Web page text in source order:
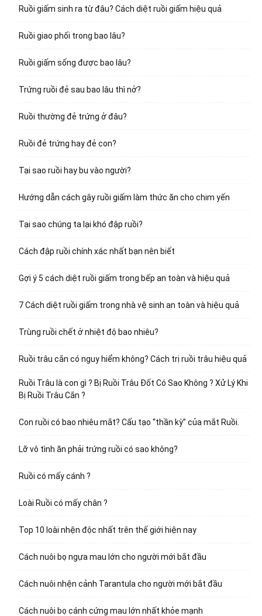
Ruồi giấm sinh ra từ đâu? Cách diệt ruồi giấm hiệu quả
Ruồi giao phối trong bao lâu?
Ruồi giấm sống được bao lâu?
Trứng ruồi đẻ sau bao lâu thì nở?
Ruồi thường đẻ trứng ở đâu?
Ruồi đẻ trứng hay đẻ con?
Tại sao ruồi hay bu vào người?
Hướng dẫn cách gây ruồi giấm làm thức ăn cho chim yến
Tại sao chúng ta lại khó đập ruồi?
Cách đập ruồi chính xác nhất bạn nên biết
Gợi ý 5 cách diệt ruồi giấm trong bếp an toàn và hiệu quả
7 Cách diệt ruồi giấm trong nhà vệ sinh an toàn và hiệu quả
Trùng ruồi chết ở nhiệt độ bao nhiêu?
Ruồi trâu cắn có nguy hiểm không? Cách trị ruồi trâu hiệu quả
Ruồi Trâu là con gì ? Bị Ruồi Trâu Đốt Có Sao Không ? Xử Lý Khi
Bị Ruồi Trâu Cắn ?
Con ruồi có bao nhiêu mắt? Cấu tạo “thần kỳ” của mắt Ruồi.
Lỡ vô tình ăn phải trứng ruồi có sao không?
Ruồi có mấy cánh ?
Loài Ruồi có mấy chân ?
Top 10 loài nhện độc nhất trên thế giới hiện nay
Cách nuôi bọ ngựa mau lớn cho người mới bắt đầu
Cách nuôi nhện cảnh Tarantula cho người mới bắt đầu
Cách nuôi bọ cánh cứng mau lớn nhất khỏe mạnh